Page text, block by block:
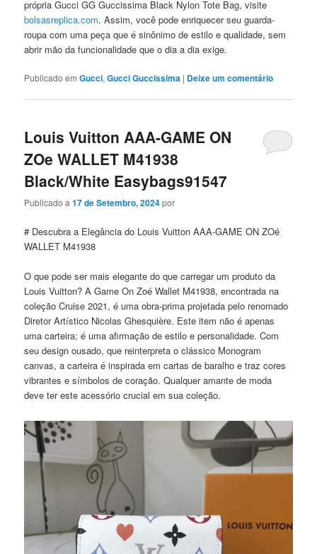
própria Gucci GG Guccissima Black Nylon Tote Bag, visite
bolsasreplica.com. Assim, você pode enriquecer seu guarda-
roupa com uma peça que é sinônimo de estilo e qualidade, sem
abrir mão da funcionalidade que o dia a dia exige.
Publicado em Gucci,Gucci Guccissima | Deixe um comentário
Louis Vuitton AAA-GAME ON
ZOe WALLET M41938
Black/White Easybags91547
Publicado a17 de Setembro, 2024por
# Descubra a Elegância do Louis Vuitton AAA-GAME ON ZOé
WALLET M41938
O que pode ser mais elegante do que carregar um produto da
Louis Vuitton? A Game On Zoé Wallet M41938, encontrada na
coleção Cruise 2021, é uma obra-prima projetada pelo renomado
Diretor Artístico Nicolas Ghesquière. Este item não é apenas
uma carteira; é uma afirmação de estilo e personalidade. Com
seu design ousado, que reinterpreta o clássico Monogram
canvas, a carteira é inspirada em cartas de baralho e traz cores
vibrantes e símbolos de coração. Qualquer amante de moda
deve ter este acessório crucial em sua coleção.